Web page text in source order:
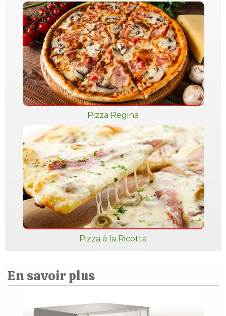
Pizza Regina
Pizza à la Ricotta
En savoir plus